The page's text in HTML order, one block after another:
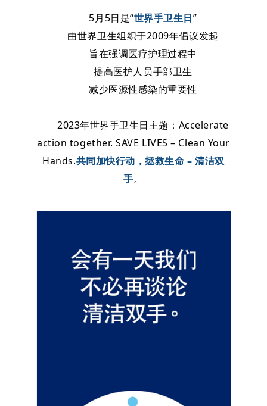
5月5日是“世界手卫生日”
由世界卫生组织于2009年倡议发起
旨在强调医疗护理过程中
提高医护人员手部卫生
减少医源性感染的重要性
2023年世界手卫生日主题：Accelerate
action together. SAVE LIVES – Clean Your
Hands.共同加快行动，拯救生命 – 清洁双
手。